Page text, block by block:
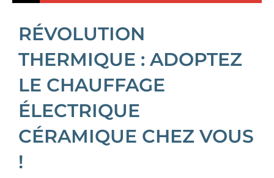
RÉVOLUTION
THERMIQUE : ADOPTEZ
LE CHAUFFAGE
ÉLECTRIQUE
CÉRAMIQUE CHEZ VOUS
!